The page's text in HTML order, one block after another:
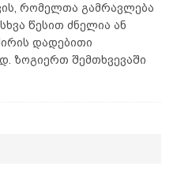
რომელთა გამრავლება
წესით ძნელია ან
დადებითი
ზოგიერთ შემთხვევაში